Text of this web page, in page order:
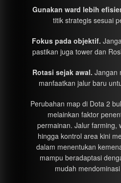
Gunakan ward lebih
titik strategis sesuai
Fokus pada objektif.
pastikan juga tower dan
Rotasi sejak awal. Jangan
manfaatkan jalur baru
Perubahan map di Dota 2
melainkan faktor
permainan. Jalur farming,
hingga kontrol area kini
dalam menentukan
mampu beradaptasi
mudah